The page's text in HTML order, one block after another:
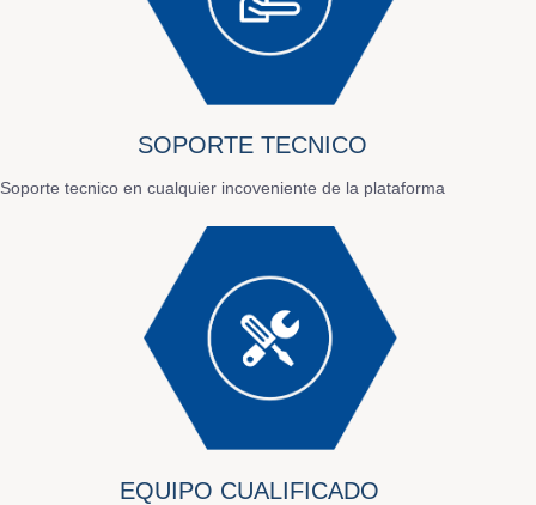
SOPORTE TECNICO
Soporte tecnico en cualquier incoveniente de la plataforma
EQUIPO CUALIFICADO